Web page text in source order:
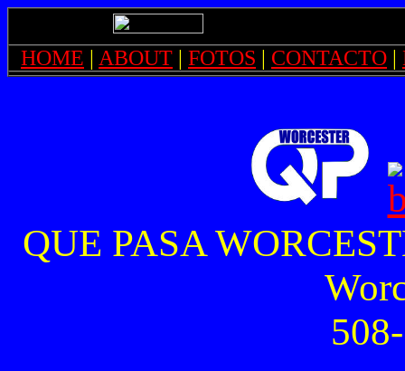
HOME | ABOUT | FOTOS | CONTACTO |
QUE PASA